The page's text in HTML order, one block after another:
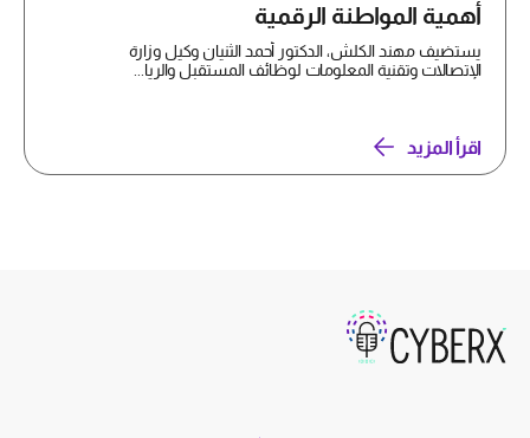
أهمية المواطنة الرقمية
يستضيف مهند الكلش، الدكتور أحمد الثنيان وكيل وزارة
الإتصالات وتقنية المعلومات لوظائف المستقبل والريا...
اقرأ المزيد